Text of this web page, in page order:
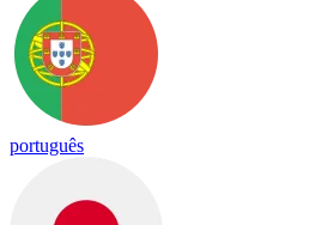
português